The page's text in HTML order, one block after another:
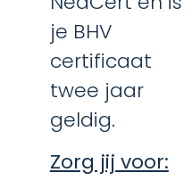
je BHV
certificaat
twee jaar
geldig.
Zorg jij voor: